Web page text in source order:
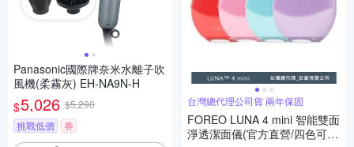
Panasonic國際牌奈米水離子吹
風機(柔霧灰) EH-NA9N-H
$5,026 $5,290
挑戰低價
券
台灣總代理公司貨 兩年保固
FOREO LUNA 4 mini 智能雙面
淨透潔面儀(官方直營/四色可